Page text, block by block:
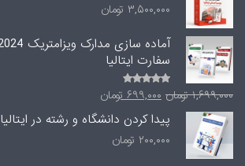
۳,۵۰۰,۰۰۰ تومان
سفارت ایتالیا
امتیاز
4.20
۱,۶۹۹,۰۰۰ تومان قیمت
اصلی
۱,۶۹۹,۰۰۰ تومان
بود.
۶۹۹,۰۰۰ تومان
فعلی
۶۹۹,۰۰۰ تومان
پیدا کردن دانشگاه و رشته در ایتالیا
۲۰۰,۰۰۰ تومان